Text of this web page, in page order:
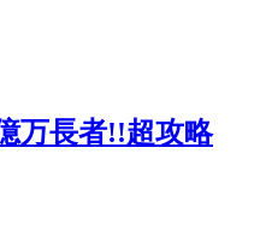
万長者!!超攻略